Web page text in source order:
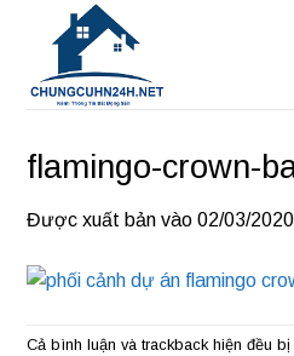
dung
flamingo-crown-
Được xuất bản vào 02/03/2020
Cả bình luận và trackback hiện đều bị